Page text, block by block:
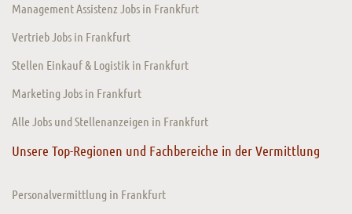
Management Assistenz Jobs in Frankfurt
Vertrieb Jobs in Frankfurt
Stellen Einkauf & Logistik in Frankfurt
Marketing Jobs in Frankfurt
Alle Jobs und Stellenanzeigen in Frankfurt
Unsere Top-Regionen und Fachbereiche in der Vermittlung
Personalvermittlung in Frankfurt